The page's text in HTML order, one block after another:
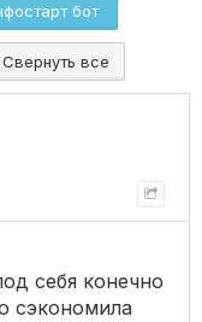
бот
Свернуть все
себя конечно
сэкономила